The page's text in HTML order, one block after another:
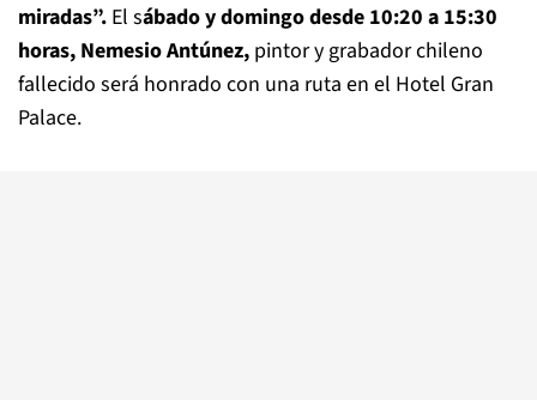
miradas”. El sábado y domingo desde 10:20 a 15:30
horas, Nemesio Antúnez, pintor y grabador chileno
fallecido será honrado con una ruta en el Hotel Gran
Palace.